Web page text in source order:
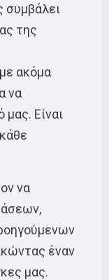
συμβάλει
της
ακόμα
να
Είναι
να
έναν
μας.